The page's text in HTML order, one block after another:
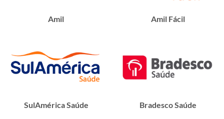
Amil Amil Fácil
SulAmérica Saúde Bradesco Saúde